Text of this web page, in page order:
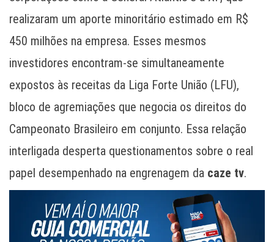
realizaram um aporte minoritário estimado em R$
450 milhões na empresa. Esses mesmos
investidores encontram-se simultaneamente
expostos às receitas da Liga Forte União (LFU),
bloco de agremiações que negocia os direitos do
Campeonato Brasileiro em conjunto. Essa relação
interligada desperta questionamentos sobre o real
papel desempenhado na engrenagem da caze tv.